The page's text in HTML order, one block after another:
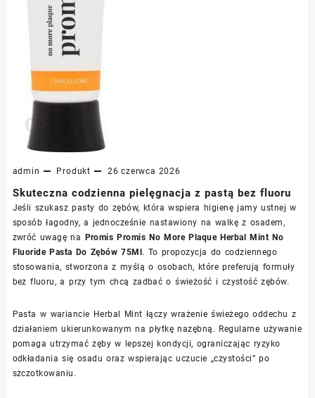
admin Produkt 26 czerwca 2026
Skuteczna codzienna pielęgnacja z pastą bez fluoru
Jeśli szukasz pasty do zębów, która wspiera higienę jamy ustnej w
sposób łagodny, a jednocześnie nastawiony na walkę z osadem,
zwróć uwagę na Promis Promis No More Plaque Herbal Mint No
Fluoride Pasta Do Zębów 75Ml. To propozycja do codziennego
stosowania, stworzona z myślą o osobach, które preferują formuły
bez fluoru, a przy tym chcą zadbać o świeżość i czystość zębów.
Pasta w wariancie Herbal Mint łączy wrażenie świeżego oddechu z
działaniem ukierunkowanym na płytkę nazębną. Regularne używanie
pomaga utrzymać zęby w lepszej kondycji, ograniczając ryzyko
odkładania się osadu oraz wspierając uczucie „czystości” po
szczotkowaniu.